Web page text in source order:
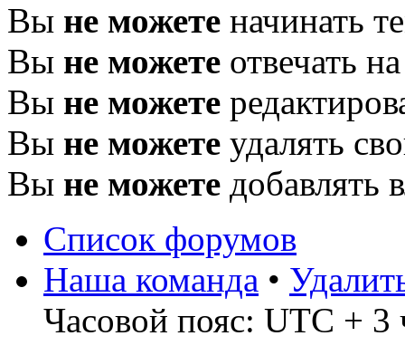
Вы не можете начинать
Вы не можете отвечать
Вы не можете
Вы не можете удалять
Вы не можете добавлять
Список форумов
Наша команда •
Часовой пояс: UTC + 3